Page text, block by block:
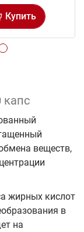
Купить
капс
веществ,
жирных кислот
в
на